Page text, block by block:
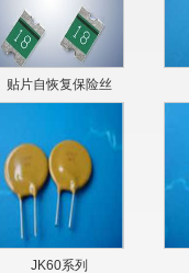
贴片自恢复保险丝
JK60系列